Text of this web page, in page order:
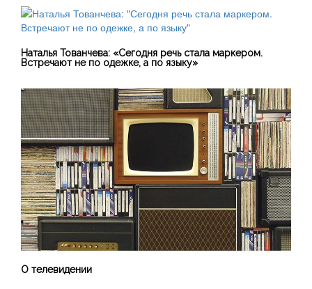
Наталья Тованчева: «Сегодня речь стала маркером.
Встречают не по одежке, а по языку»
О телевидении